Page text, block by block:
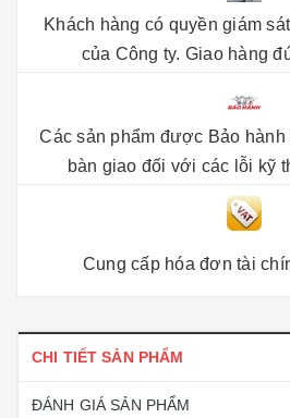
Khách hàng có quyền giám
của Công ty. Giao hàng
Các sản phẩm được Bảo
bàn giao đối với các lỗi kỹ
Cung cấp hóa đơn tài
CHI TIẾT SẢN PHẨM
ĐÁNH GIÁ SẢN PHẨM